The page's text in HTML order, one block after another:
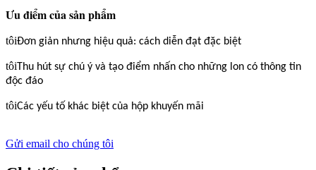
Ưu điểm của sản phẩm
tôiĐơn giản nhưng hiệu quả: cách diễn đạt đặc biệt
tôiThu hút sự chú ý và tạo điểm nhấn cho những lon có thông tin
độc đáo
tôiCác yếu tố khác biệt của hộp khuyến mãi
Gửi email cho chúng tôi